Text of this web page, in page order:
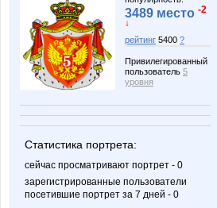
3489 место -2
↓
рейтинг 5400 ?
Привилегированный
пользователь 5
уровня
Статистика портрета:
сейчас просматривают портрет - 0
зарегистрированные пользователи
посетившие портрет за 7 дней - 0